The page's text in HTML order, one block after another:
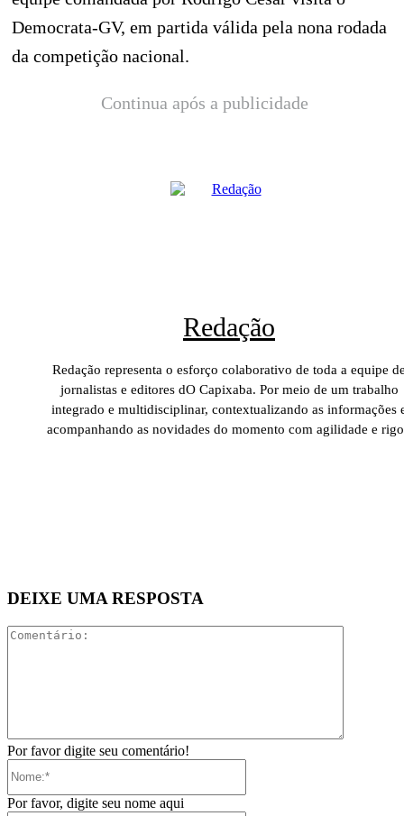
Democrata-GV, em partida válida pela nona rodada
da competição nacional.
Continua após a publicidade
Redação
Redação representa o esforço colaborativo de toda a equipe
jornalistas e editores dO Capixaba. Por meio de um trabalho
integrado e multidisciplinar, contextualizando as informações
acompanhando as novidades do momento com agilidade e
DEIXE UMA RESPOSTA
Por favor digite seu comentário!
Por favor, digite seu nome aqui